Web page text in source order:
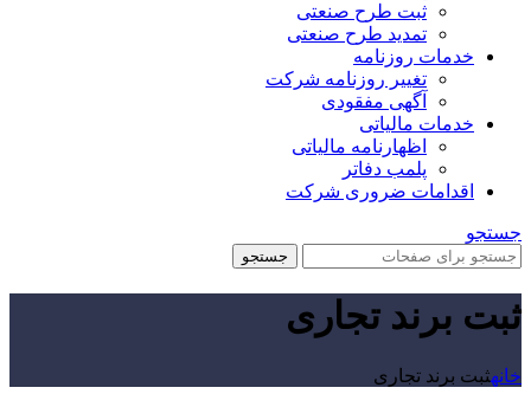
ثبت طرح صنعتی
تمدید طرح صنعتی
خدمات روزنامه
تغییر روزنامه شرکت
آگهی مفقودی
خدمات مالیاتی
اظهارنامه مالیاتی
پلمب دفاتر
اقدامات ضروری شرکت
جستجو
جستجو
ثبت برند تجاری
خانهثبت برند تجاری